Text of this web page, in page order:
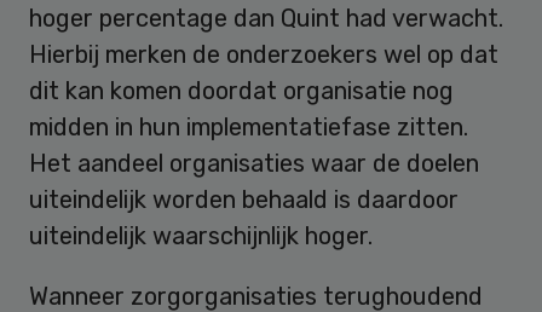
hoger percentage dan Quint had verwacht.
Hierbij merken de onderzoekers wel op dat
dit kan komen doordat organisatie nog
midden in hun implementatiefase zitten.
Het aandeel organisaties waar de doelen
uiteindelijk worden behaald is daardoor
uiteindelijk waarschijnlijk hoger.
Wanneer zorgorganisaties terughoudend